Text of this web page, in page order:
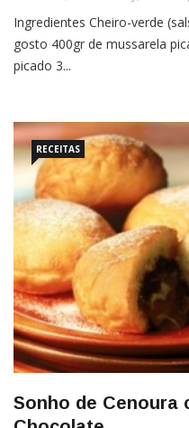
Ingredientes Cheiro-verde
gosto 400gr de mussarela
picado 3...
RECEITAS
Sonho de Cenoura